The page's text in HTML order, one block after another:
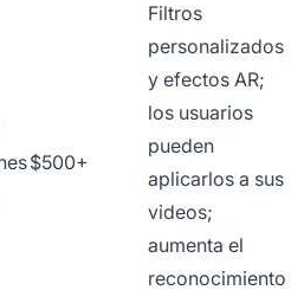
$500+
Filtros
personalizados
y efectos AR;
los usuarios
pueden
aplicarlos a sus
videos;
aumenta el
reconocimiento